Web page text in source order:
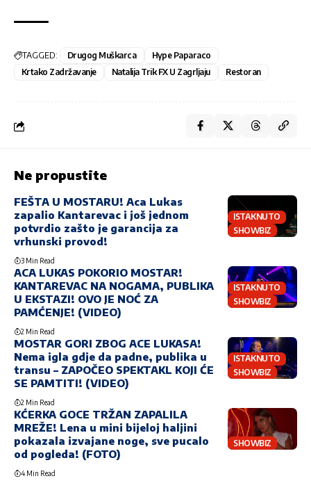
TAGGED: Drugog Muškarca
Hype Paparaco
Krtako Zadržavanje
Natalija Trik FX U Zagrljaju Restoran
Ne propustite
ISTAKNUTO
SHOWBIZ
FEŠTA U MOSTARU! Aca Lukas
zapalio Kantarevac i još jednom
potvrdio zašto je garancija za
vrhunski provod!
3 Min Read
ISTAKNUTO
SHOWBIZ
ACA LUKAS POKORIO MOSTAR!
KANTAREVAC NA NOGAMA, PUBLIKA
U EKSTAZI! OVO JE NOĆ ZA
PAMĆENJE! (VIDEO)
2 Min Read
ISTAKNUTO
SHOWBIZ
MOSTAR GORI ZBOG ACE LUKASA!
Nema igla gdje da padne, publika u
transu – ZAPOČEO SPEKTAKL KOJI ĆE
SE PAMTITI! (VIDEO)
2 Min Read
SHOWBIZ
KĆERKA GOCE TRŽAN ZAPALILA
MREŽE! Lena u mini bijeloj haljini
pokazala izvajane noge, sve pucalo
od pogleda! (FOTO)
4 Min Read